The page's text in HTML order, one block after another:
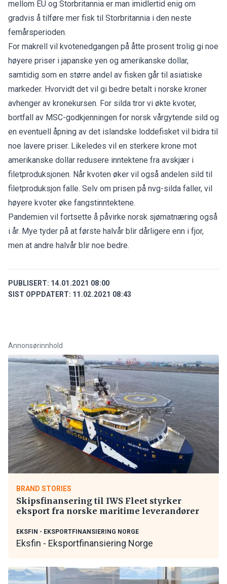
mellom EU og Storbritannia er man imidlertid enig om
gradvis å tilføre mer fisk til Storbritannia i den neste
femårsperioden.
For makrell vil kvotenedgangen på åtte prosent trolig gi noe
høyere priser i japanske yen og amerikanske dollar,
samtidig som en større andel av fisken går til asiatiske
markeder. Hvorvidt det vil gi bedre betalt i norske kroner
avhenger av kronekursen. For silda tror vi økte kvoter,
bortfall av MSC-godkjenningen for norsk vårgytende sild og
en eventuell åpning av det islandske loddefisket vil bidra til
noe lavere priser. Likeledes vil en sterkere krone mot
amerikanske dollar redusere inntektene fra avskjær i
filetproduksjonen. Når kvoten øker vil også andelen sild til
filetproduksjon falle. Selv om prisen på nvg-silda faller, vil
høyere kvoter øke fangstinntektene.
Pandemien vil fortsette å påvirke norsk sjømatnæring også
i år. Mye tyder på at første halvår blir dårligere enn i fjor,
men at andre halvår blir noe bedre.
PUBLISERT: 14.01.2021 08:00
SIST OPPDATERT: 11.02.2021 08:43
Annonsørinnhold
BRAND STORIES
Skipsfinansering til IWS Fleet styrker
eksport fra norske maritime leverandører
EKSFIN - EKSPORTFINANSIERING NORGE
Eksfin - Eksportfinansiering Norge